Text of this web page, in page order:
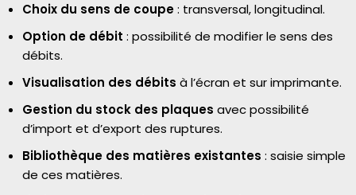
Choix du sens de coupe: transversal, longitudinal.
Option de débit : possibilité de modifier le sens des
débits.
Visualisation des débits à l’écran et sur imprimante.
Gestion du stock des plaques avec possibilité
d’import et d’export des ruptures.
Bibliothèque des matières existantes : saisie simple
de ces matières.